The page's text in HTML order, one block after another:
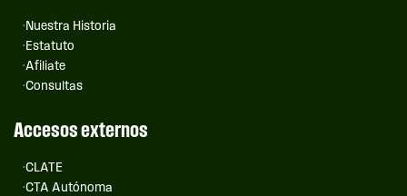
Nuestra Historia
Estatuto
Afiliate
Consultas
Accesos externos
CLATE
CTA Autónoma